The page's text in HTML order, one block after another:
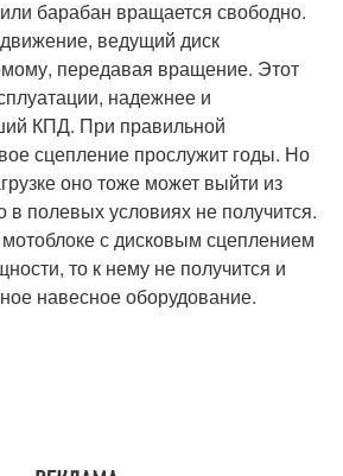
барабан вращается свободно.
ведущий диск
передавая вращение. Этот
надежнее и
КПД. При правильной
сцепление прослужит годы. Но
оно тоже может выйти из
в полевых условиях не получится.
с дисковым сцеплением
то к нему не получится и
навесное оборудование.